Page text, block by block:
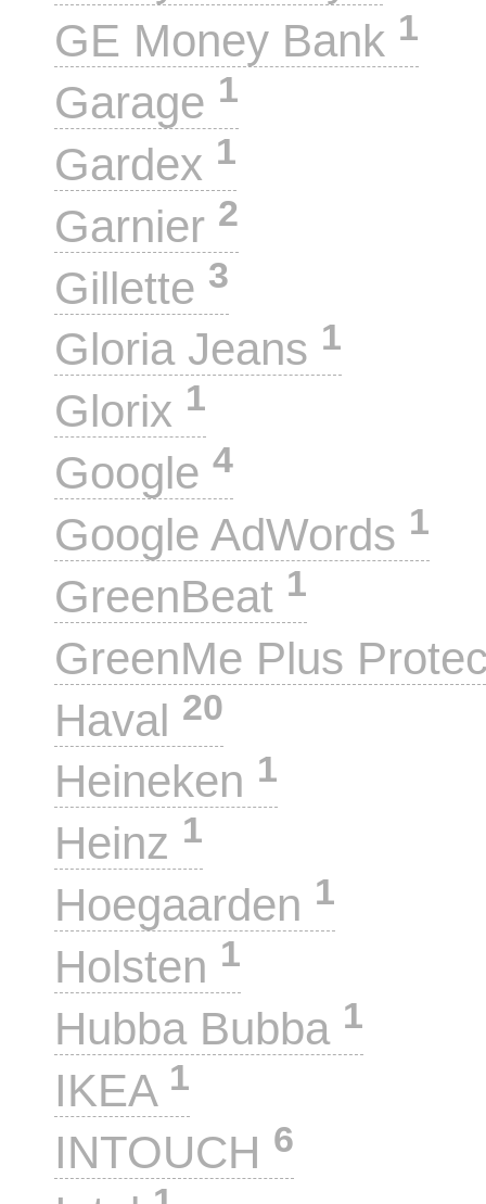
GE Money Bank 1
Garage 1
Gardex 1
Garnier 2
Gillette 3
Gloria Jeans 1
Glorix 1
Google 4
Google AdWords 1
GreenBeat 1
GreenMe Plus
Haval 20
Heineken 1
Heinz 1
Hoegaarden 1
Holsten 1
Hubba Bubba 1
IKEA 1
INTOUCH 6